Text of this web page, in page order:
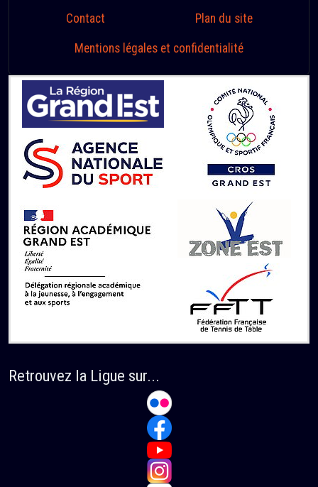
Contact Plan du site
Mentions légales et confidentialité
Retrouvez la Ligue sur...